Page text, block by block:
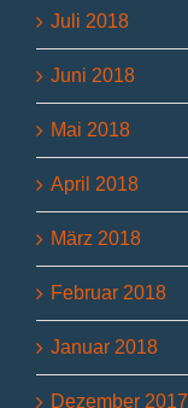
Juli 2018
Juni 2018
Mai 2018
April 2018
März 2018
Februar 2018
Januar 2018
Dezember 2017